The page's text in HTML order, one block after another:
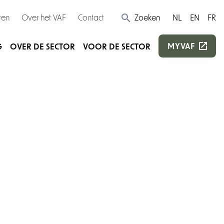
Over het VAF Contact Zoeken NL EN FR
OVER DE SECTOR VOOR DE SECTOR MYVAF